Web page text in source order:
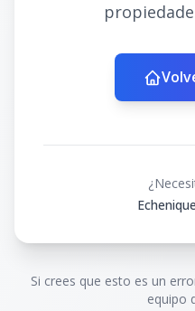
Si crees que esto es un
equipo